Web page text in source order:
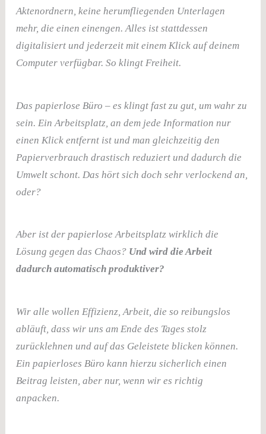
Aktenordnern, keine herumfliegenden Unterlagen
mehr, die einen einengen. Alles ist stattdessen
digitalisiert und jederzeit mit einem Klick auf deinem
Computer verfügbar. So klingt Freiheit.
Das papierlose Büro – es klingt fast zu gut, um wahr zu
sein. Ein Arbeitsplatz, an dem jede Information nur
einen Klick entfernt ist und man gleichzeitig den
Papierverbrauch drastisch reduziert und dadurch die
Umwelt schont. Das hört sich doch sehr verlockend an,
oder?
Aber ist der papierlose Arbeitsplatz wirklich die
Lösung gegen das Chaos? Und wird die Arbeit
dadurch automatisch produktiver?
Wir alle wollen Effizienz, Arbeit, die so reibungslos
abläuft, dass wir uns am Ende des Tages stolz
zurücklehnen und auf das Geleistete blicken können.
Ein papierloses Büro kann hierzu sicherlich einen
Beitrag leisten, aber nur, wenn wir es richtig
anpacken.